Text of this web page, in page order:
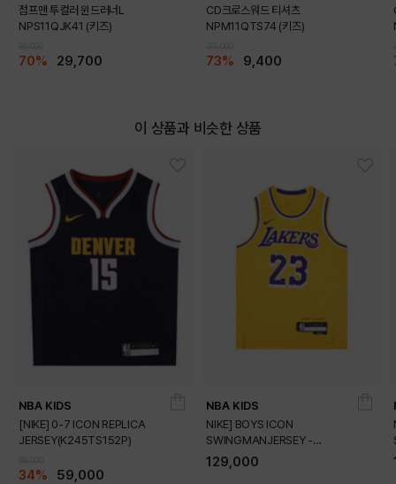
점프맨 투컬러 윈드러너L
NPS11QJK41 (키즈)
70% 29,700
CD크로스워드 티셔츠
NPM11QTS74 (키즈)
73% 9,400
이 상품과 비슷한 상품
NBA KIDS
[NIKE] 0-7 ICON REPLICA
JERSEY(K245TS152P)
34% 59,000
NBA KIDS
NIKE] BOYS ICON
SWINGMANJERSEY -
PLAYER(K245TS054P)
129,000